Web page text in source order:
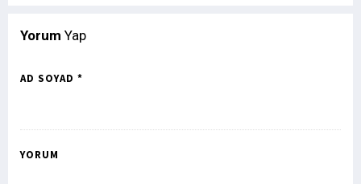
Yorum Yap
AD SOYAD *
YORUM